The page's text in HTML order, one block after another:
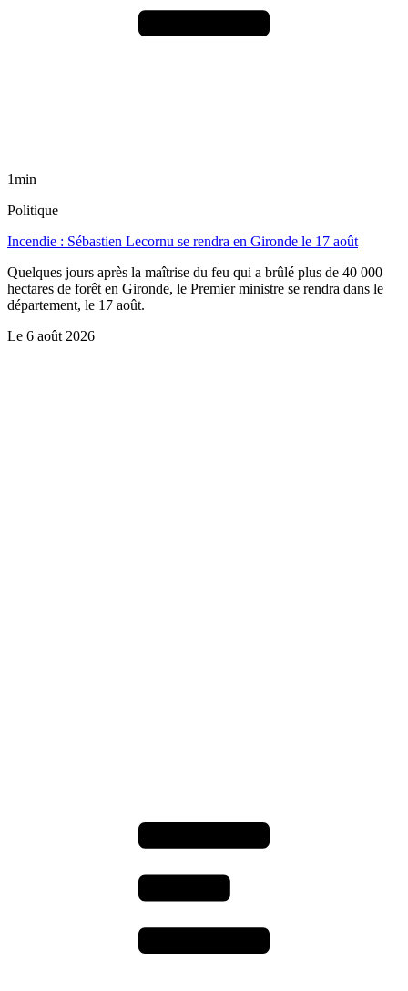
1min
Politique
Incendie : Sébastien Lecornu se rendra en Gironde le 17 août
Quelques jours après la maîtrise du feu qui a brûlé plus de 40 000
hectares de forêt en Gironde, le Premier ministre se rendra dans le
département, le 17 août.
Le 6 août 2026